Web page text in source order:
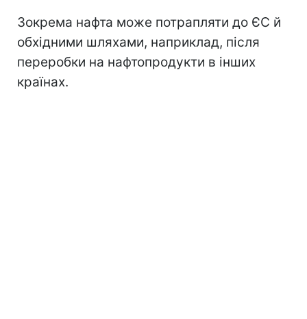
Зокрема нафта може потрапляти до ЄС й
обхідними шляхами, наприклад, після
переробки на нафтопродукти в інших
країнах.